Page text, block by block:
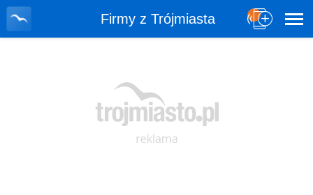
Firmy z Trójmiasta